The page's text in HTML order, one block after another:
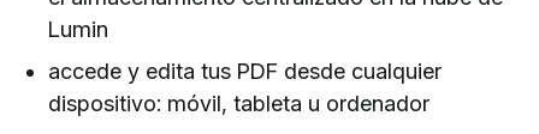
Lumin
accede y edita tus PDF desde cualquier
dispositivo: móvil, tableta u ordenador